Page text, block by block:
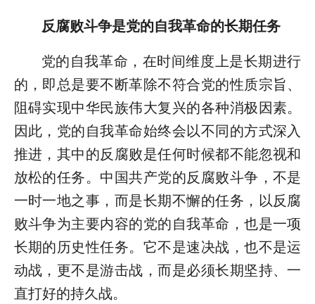
反腐败斗争是党的自我革命的长期任务
党的自我革命，在时间维度上是长期进行
的，即总是要不断革除不符合党的性质宗旨、
阻碍实现中华民族伟大复兴的各种消极因素。
因此，党的自我革命始终会以不同的方式深入
推进，其中的反腐败是任何时候都不能忽视和
放松的任务。中国共产党的反腐败斗争，不是
一时一地之事，而是长期不懈的任务，以反腐
败斗争为主要内容的党的自我革命，也是一项
长期的历史性任务。它不是速决战，也不是运
动战，更不是游击战，而是必须长期坚持、一
直打好的持久战。